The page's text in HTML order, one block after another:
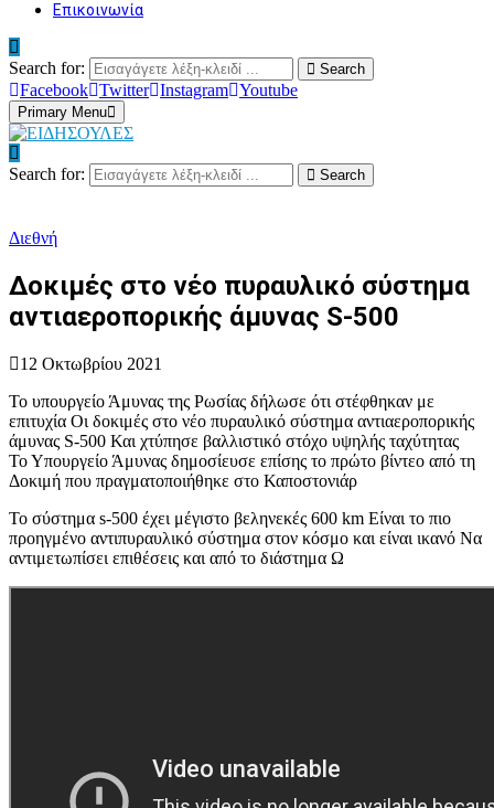
Επικοινωνία
Search for: Search
Facebook Twitter Instagram Youtube
Primary Menu
Search for: Search
Διεθνή
Δοκιμές στο νέο πυραυλικό σύστημα
αντιαεροπορικής άμυνας S-500
12 Οκτωβρίου 2021
Το υπουργείο Άμυνας της Ρωσίας δήλωσε ότι στέφθηκαν με
επιτυχία Οι δοκιμές στο νέο πυραυλικό σύστημα αντιαεροπορικής
άμυνας S-500 Και χτύπησε βαλλιστικό στόχο υψηλής ταχύτητας
Το Υπουργείο Άμυνας δημοσίευσε επίσης το πρώτο βίντεο από τη
Δοκιμή που πραγματοποιήθηκε στο Καποστονιάρ
Το σύστημα s-500 έχει μέγιστο βεληνεκές 600 km Είναι το πιο
προηγμένο αντιπυραυλικό σύστημα στον κόσμο και είναι ικανό Να
αντιμετωπίσει επιθέσεις και από το διάστημα Ω